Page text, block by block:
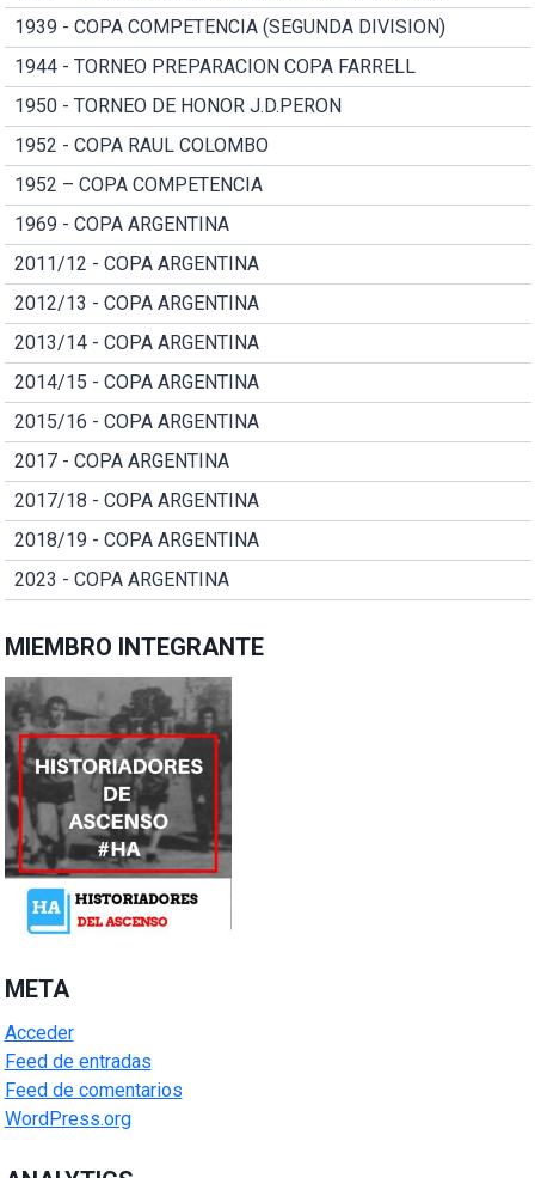
1939 - COPA COMPETENCIA (SEGUNDA DIVISION)
1944 - TORNEO PREPARACION COPA FARRELL
1950 - TORNEO DE HONOR J.D.PERON
1952 - COPA RAUL COLOMBO
1952 – COPA COMPETENCIA
1969 - COPA ARGENTINA
2011/12 - COPA ARGENTINA
2012/13 - COPA ARGENTINA
2013/14 - COPA ARGENTINA
2014/15 - COPA ARGENTINA
2015/16 - COPA ARGENTINA
2017 - COPA ARGENTINA
2017/18 - COPA ARGENTINA
2018/19 - COPA ARGENTINA
2023 - COPA ARGENTINA
MIEMBRO INTEGRANTE
META
Acceder
Feed de entradas
Feed de comentarios
WordPress.org